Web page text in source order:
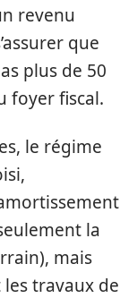
revenu
que
plus de 50
foyer fiscal.
le régime
la
mais
travaux de